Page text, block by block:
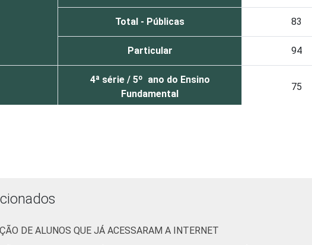
Total - Públicas 83
Particular 94
4ª série / 5º ano do Ensino
Fundamental
75
Resposta estimulada. Dados coletados entre setembro e dezembro de
DE ALUNOS QUE JÁ ACESSARAM A INTERNET